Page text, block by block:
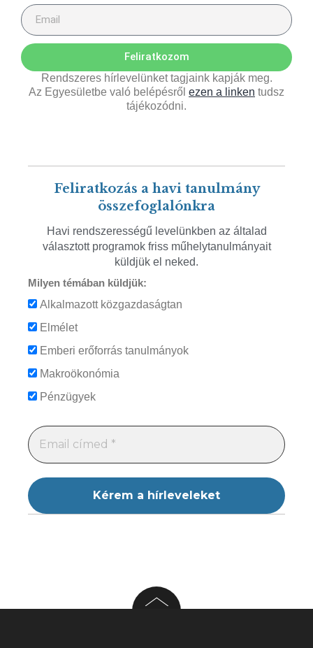
Feliratkozom
Rendszeres hírlevelünket tagjaink kapják meg.
Az Egyesületbe való belépésről ezen a linken tudsz
tájékozódni.
Feliratkozás a havi tanulmány
összefoglalónkra
Havi rendszerességű levelünkben az általad
választott programok friss műhelytanulmányait
küldjük el neked.
Milyen témában küldjük:
Alkalmazott közgazdaságtan
Elmélet
Emberi erőforrás tanulmányok
Makroökonómia
Pénzügyek